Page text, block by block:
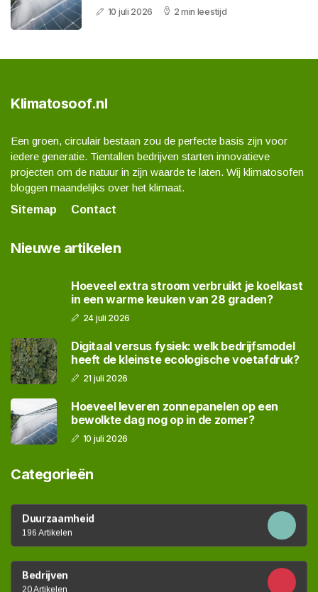
10 juli 2026 2 min leestijd
Klimatosoof.nl
Een groen, circulair bestaan zou de perfecte basis zijn voor
iedere generatie. Tientallen bedrijven starten innovatieve
projecten om de natuur in zijn waarde te laten. Wij klimatosofen
bloggen maandelijks over het klimaat.
Sitemap
Contact
Nieuwe artikelen
Hoeveel extra stroom verbruikt je koelkast
in een warme keuken van 28 graden?
24 juli 2026
Digitaal versus fysiek: welk bedrijfsmodel
heeft de kleinste ecologische voetafdruk?
21 juli 2026
Hoeveel leveren zonnepanelen op een
bewolkte dag nog op in de zomer?
10 juli 2026
Categorieën
Duurzaamheid
196 Artikelen
Bedrijven
20 Artikelen